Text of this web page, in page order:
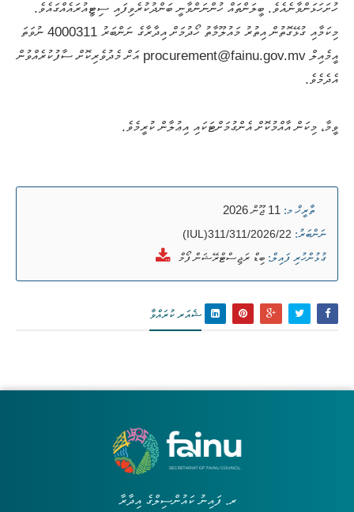
ހުށަހަޅަންވާނެއެވެ. ބީލަންތައް ހުންނަންވާނީ ބަންދުކުރެވިފައި ސިޓީއުރައެއްގައެވެ.
މިކަމާއި ގުޅޭގޮތުން އިތުރު މައުލޫމާތު ހޯދުމަށް އިދާރާގެ ނަންބަރު 4000311 ނުވަތަ
އީމެއިލް procurement@fainu.gov.mv އަށް މެދުވެރިކޮށް ސާފުކުރެއްވުން
އެދެމެވެ.
ވީމާ، މިކަން އާއްމުކޮށް އެންގުމަށްޓަކައި އިޢުލާން ކުރީމެވެ.
ތާރީޚް މ: 11 ޖޫން 2026
ނަންބަރު: (IUL)311/311/2026/22
ގުޅުންހުރި ފައިލް: ބިޑް ރަޖިސްޓްރޭޝަން ފޯމް
ޝެއަރ ކުރައްވާ
ރ. ފައިނު ކައުންސިލްގެ އިދާރާ